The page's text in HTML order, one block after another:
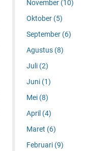
November (10)
Oktober (5)
September (6)
Agustus (8)
Juli (2)
Juni (1)
Mei (8)
April (4)
Maret (6)
Februari (9)